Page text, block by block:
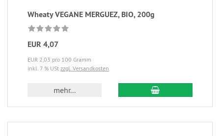
Wheaty VEGANE MERGUEZ, BIO, 200g
EUR 4,07
EUR 2,03 pro 100 Gramm
inkl. 7 % USt zzgl. Versandkosten
mehr...